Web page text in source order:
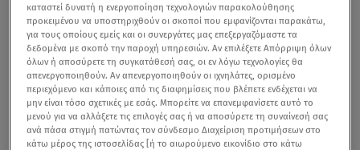
καταστεί δυνατή η ενεργοποίηση τεχνολογιών παρακολούθησης
προκειμένου να υποστηριχθούν οι σκοποί που εμφανίζονται παρακάτω,
για τους οποίους εμείς και οι συνεργάτες μας επεξεργαζόμαστε τα
δεδομένα με σκοπό την παροχή υπηρεσιών. Αν επιλέξετε Απόρριψη όλων
όλων ή αποσύρετε τη συγκατάθεσή σας, οι εν λόγω τεχνολογίες θα
απενεργοποιηθούν. Αν απενεργοποιηθούν οι ιχνηλάτες, ορισμένο
περιεχόμενο και κάποιες από τις διαφημίσεις που βλέπετε ενδέχεται να
μην είναι τόσο σχετικές με εσάς. Μπορείτε να επανεμφανίσετε αυτό το
μενού για να αλλάξετε τις επιλογές σας ή να αποσύρετε τη συναίνεσή σας
ανά πάσα στιγμή πατώντας τον σύνδεσμο Διαχείριση προτιμήσεων στο
κάτω μέρος της ιστοσελίδας [ή το αιωρούμενο εικονίδιο στο κάτω